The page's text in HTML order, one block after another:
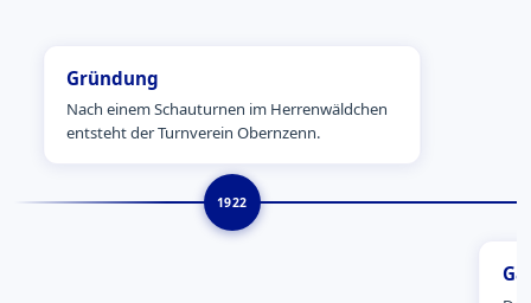
Gründung
Nach einem Schauturnen im Herrenwäldchen
entsteht der Turnverein Obernzenn.
1922